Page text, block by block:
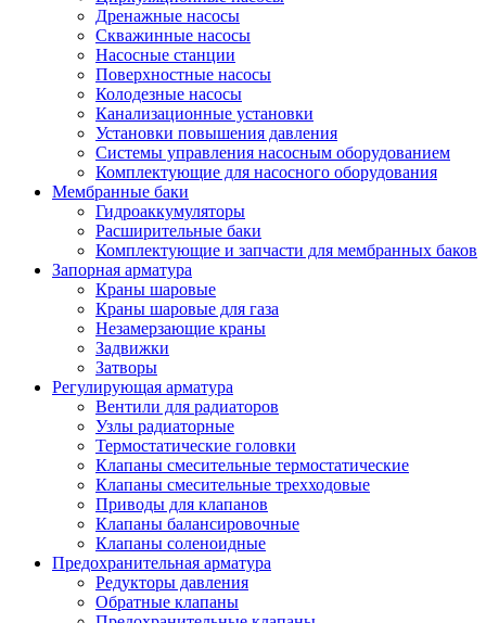
Дренажные насосы
Скважинные насосы
Насосные станции
Поверхностные насосы
Колодезные насосы
Канализационные установки
Установки повышения давления
Системы управления насосным оборудованием
Комплектующие для насосного оборудования
Мембранные баки
Гидроаккумуляторы
Расширительные баки
Комплектующие и запчасти для мембранных баков
Запорная арматура
Краны шаровые
Краны шаровые для газа
Незамерзающие краны
Задвижки
Затворы
Регулирующая арматура
Вентили для радиаторов
Узлы радиаторные
Термостатические головки
Клапаны смесительные термостатические
Клапаны смесительные трехходовые
Приводы для клапанов
Клапаны балансировочные
Клапаны соленоидные
Предохранительная арматура
Редукторы давления
Обратные клапаны